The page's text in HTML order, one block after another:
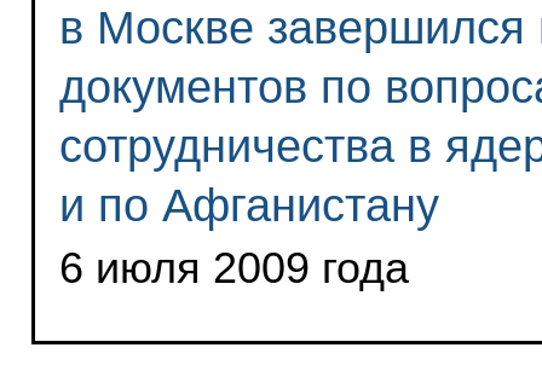
в Москве
документов по
сотрудничества в
и по Афганистану
6 июля 2009 года